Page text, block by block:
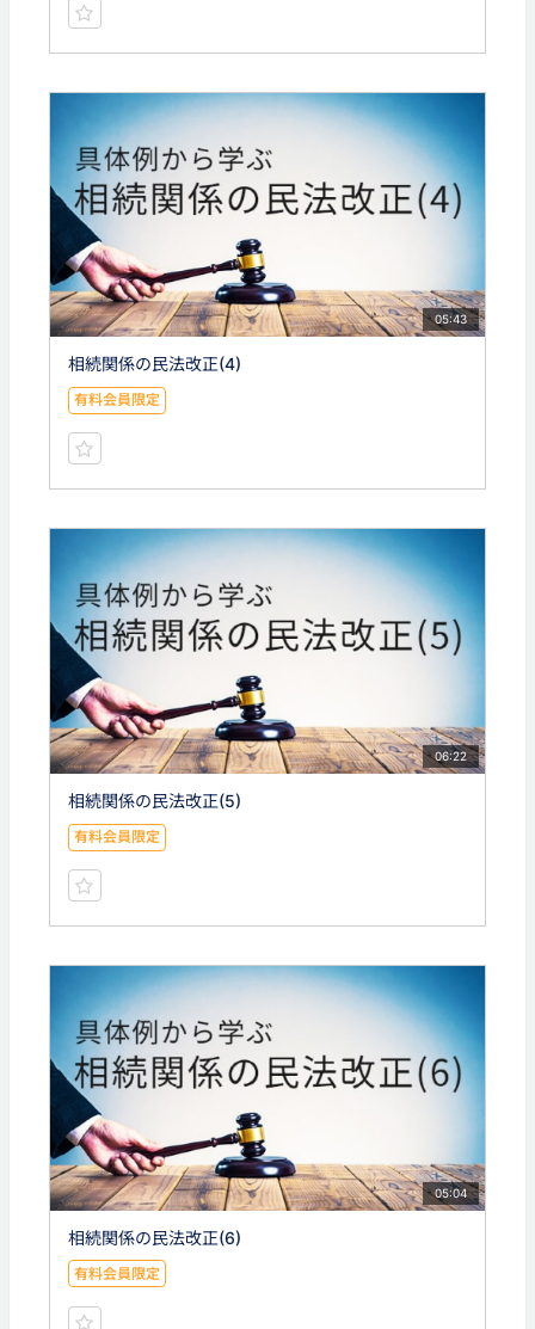
05:43
相続関係の民法改正(4)
有料会員限定
06:22
相続関係の民法改正(5)
有料会員限定
05:04
相続関係の民法改正(6)
有料会員限定